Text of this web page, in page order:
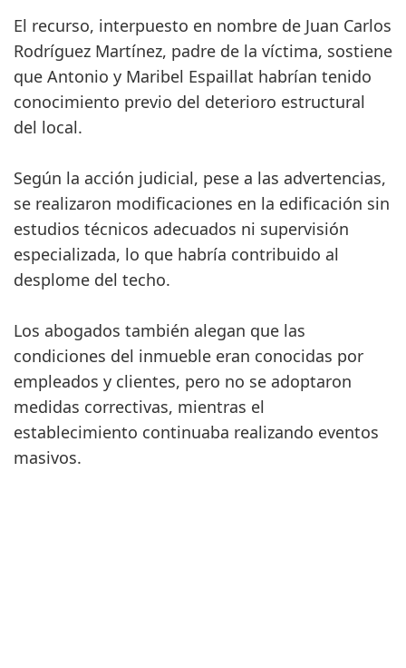
El recurso, interpuesto en nombre de Juan Carlos
Rodríguez Martínez, padre de la víctima, sostiene
que Antonio y Maribel Espaillat habrían tenido
conocimiento previo del deterioro estructural
del local.
Según la acción judicial, pese a las advertencias,
se realizaron modificaciones en la edificación sin
estudios técnicos adecuados ni supervisión
especializada, lo que habría contribuido al
desplome del techo.
Los abogados también alegan que las
condiciones del inmueble eran conocidas por
empleados y clientes, pero no se adoptaron
medidas correctivas, mientras el
establecimiento continuaba realizando eventos
masivos.